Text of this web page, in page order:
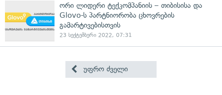
ორი ლიდერი ტექკომპანიის – თიბისისა და
Glovo-ს პარტნიორობა ცხოვრების
გამარტივებისთვის
23 სექტემბერი 2022, 07:31
უფრო ძველი